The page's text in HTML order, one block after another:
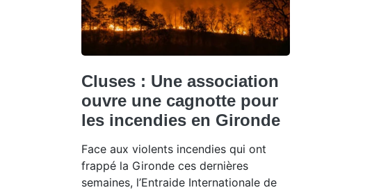
Cluses : Une association
ouvre une cagnotte pour
les incendies en Gironde
Face aux violents incendies qui ont
frappé la Gironde ces dernières
semaines, l’Entraide Internationale de